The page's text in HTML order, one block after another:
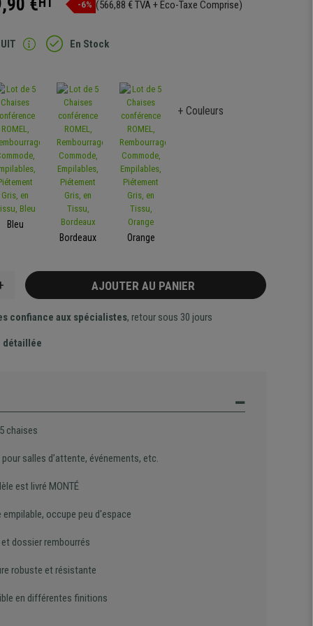
€ -6% (566,88 € TVA + Eco-Taxe Comprise)
En Stock
Bleu
Bordeaux
Orange
+ Couleurs
AJOUTER AU PANIER
confiance aux spécialistes, retour sous 30 jours
détaillée
chaises
pour salles d’attente, événements, etc.
est livré MONTÉ
empilable, occupe peu d'espace
dossier rembourrés
robuste et résistante
en différentes finitions